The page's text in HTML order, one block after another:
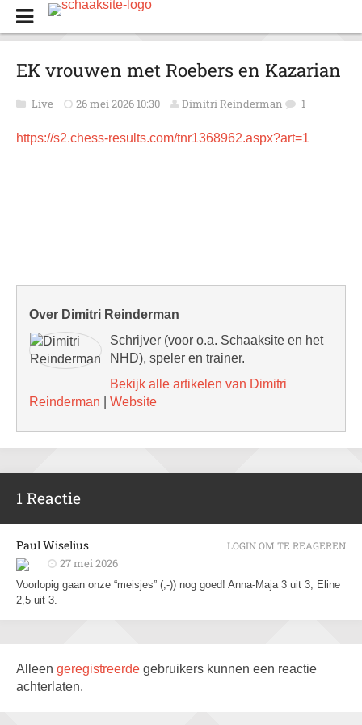
EK vrouwen met Roebers en Kazarian
Live 26 mei 2026 10:30 Dimitri Reinderman 1
https://s2.chess-results.com/tnr1368962.aspx?art=1
Over Dimitri Reinderman
Schrijver (voor o.a. Schaaksite en het
NHD), speler en trainer.
Bekijk alle artikelen van Dimitri
Reinderman
Website
1 Reactie
Paul Wiselius
27 mei 2026
Voorlopig gaan onze “meisjes” (;-)) nog goed! Anna-Maja 3 uit 3, Eline
2,5 uit 3.
LOGIN OM TE REAGEREN
Alleen geregistreerde gebruikers kunnen een reactie
achterlaten.